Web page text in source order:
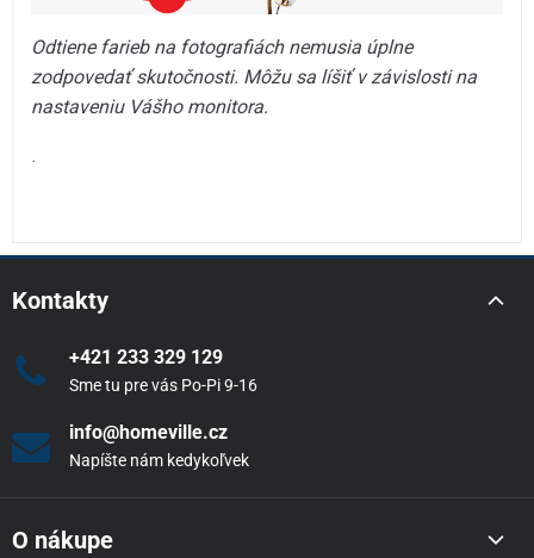
Odtiene farieb na fotografiách nemusia úplne
zodpovedať skutočnosti. Môžu sa líšiť v závislosti na
nastaveniu Vášho monitora.
.
Kontakty
+421 233 329 129
Sme tu pre vás Po-Pi 9-16
info@homeville.cz
Napíšte nám kedykoľvek
O nákupe